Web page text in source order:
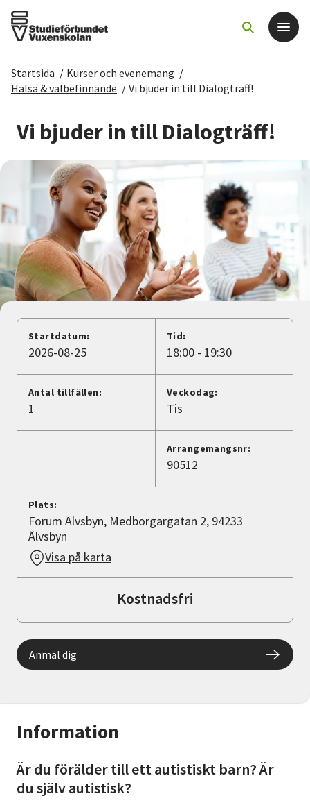
Det här gör vi
För dig som
Sök kurser och evenemang
Om SV
Starta studiecirkel
Cirkelledare
Nyheter
Avdelningar
Lyssna
Startsida / Kurser och evenemang /
Hälsa & välbefinnande / Vi bjuder in till Dialogträff!
Vi bjuder in till Dialogträff!
Information
Är du förälder till ett autistiskt barn? Är
du själv autistisk?
Startdatum:
2026-08-25
Tid:
18:00 - 19:30
Antal tillfällen:
1
Veckodag:
Tis
Arrangemangsnr:
90512
Plats:
Forum Älvsbyn, Medborgargatan 2, 94233
Älvsbyn
Visa på karta
Kostnadsfri
Anmäl dig